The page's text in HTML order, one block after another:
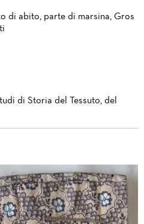
di abito, parte di marsina, Gros
di Storia del Tessuto, del